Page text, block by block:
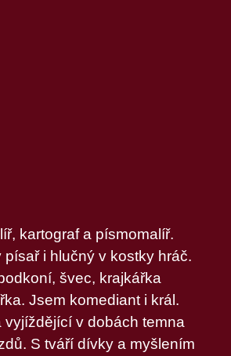
kartograf a písmomalíř.
písař i hlučný v kostky hráč.
švec, krajkářka
Jsem komediant i král.
vyjíždějící v dobách temna
S tváří dívky a myšlením